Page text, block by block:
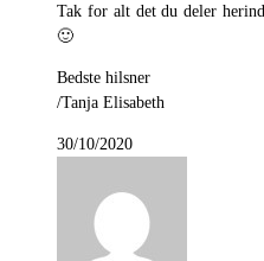
Tak for alt det du deler
🙂
Bedste hilsner
/Tanja Elisabeth
30/10/2020